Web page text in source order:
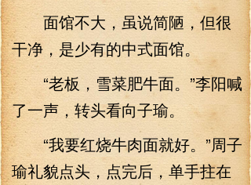
面馆不大，虽说简陋，但很
干净，是少有的中式面馆。
“老板，雪菜肥牛面。”李阳喊
了一声，转头看向子瑜。
“我要红烧牛肉面就好。”周子
瑜礼貌点头，点完后，单手拄在